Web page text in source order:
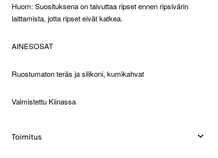
Huom: Suosituksena on taivuttaa ripset ennen ripsivärin
laittamista, jotta ripset eivät katkea.
AINESOSAT
Ruostumaton teräs ja silikoni, kumikahvat
Valmistettu Kiinassa
Toimitus